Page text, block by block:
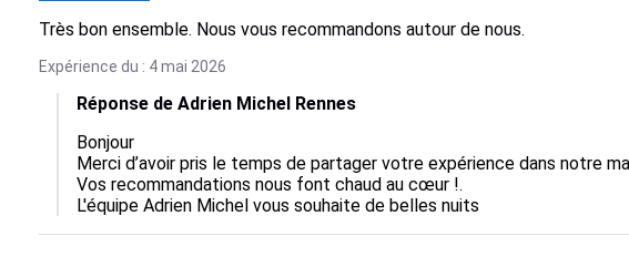
Très bon ensemble. Nous vous recommandons autour de nous.
Expérience du : 4 mai 2026
Réponse de Adrien Michel Rennes
Bonjour
Merci d’avoir pris le temps de partager votre expérience dans notre
Vos recommandations nous font chaud au cœur !.
L'équipe Adrien Michel vous souhaite de belles nuits